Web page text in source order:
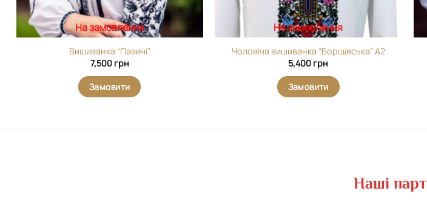
На замовлення
Вишиванка “Павичі”
7,500 грн
Замовити
На замовлення
Чоловіча вишиванка “Борщівська” А2
5,400 грн
Замовити
Наші